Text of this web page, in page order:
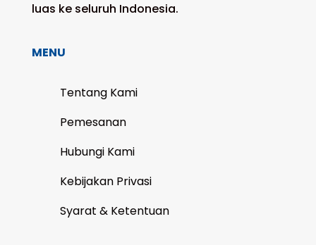
luas ke seluruh Indonesia.
MENU
Tentang Kami
Pemesanan
Hubungi Kami
Kebijakan Privasi
Syarat & Ketentuan